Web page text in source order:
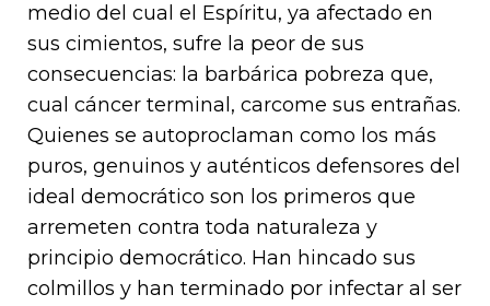
medio del cual el Espíritu, ya afectado en
sus cimientos, sufre la peor de sus
consecuencias: la barbárica pobreza que,
cual cáncer terminal, carcome sus entrañas.
Quienes se autoproclaman como los más
puros, genuinos y auténticos defensores del
ideal democrático son los primeros que
arremeten contra toda naturaleza y
principio democrático. Han hincado sus
colmillos y han terminado por infectar al ser